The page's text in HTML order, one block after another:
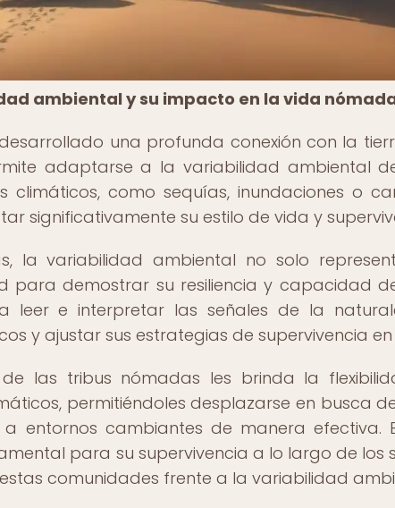
ambiental y su impacto en la vida
una profunda conexión con la
adaptarse a la variabilidad ambiental
climáticos, como sequías, inundaciones o
significativamente su estilo de vida y
la variabilidad ambiental no solo
para demostrar su resiliencia y capacidad
leer e interpretar las señales de la
y ajustar sus estrategias de supervivencia
las tribus nómadas les brinda la
permitiéndoles desplazarse en busca
entornos cambiantes de manera efectiva.
para su supervivencia a lo largo de los
comunidades frente a la variabilidad